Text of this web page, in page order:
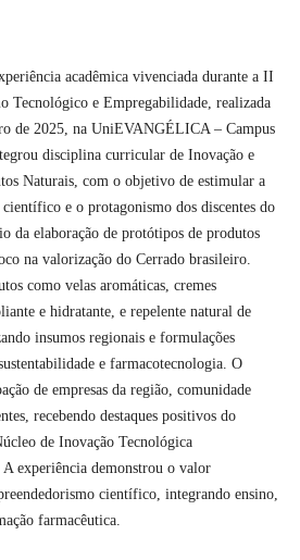
acadêmica vivenciada durante a II
Tecnológico e Empregabilidade, realizada
de 2025, na UniEVANGÉLICA – Campus
disciplina curricular de Inovação e
Naturais, com o objetivo de estimular a
e o protagonismo dos discentes do
da elaboração de protótipos de produtos
na valorização do Cerrado brasileiro.
como velas aromáticas, cremes
e hidratante, e repelente natural de
insumos regionais e formulações
e farmacotecnologia. O
de empresas da região, comunidade
recebendo destaques positivos do
de Inovação Tecnológica
experiência demonstrou o valor
científico, integrando ensino,
farmacêutica.